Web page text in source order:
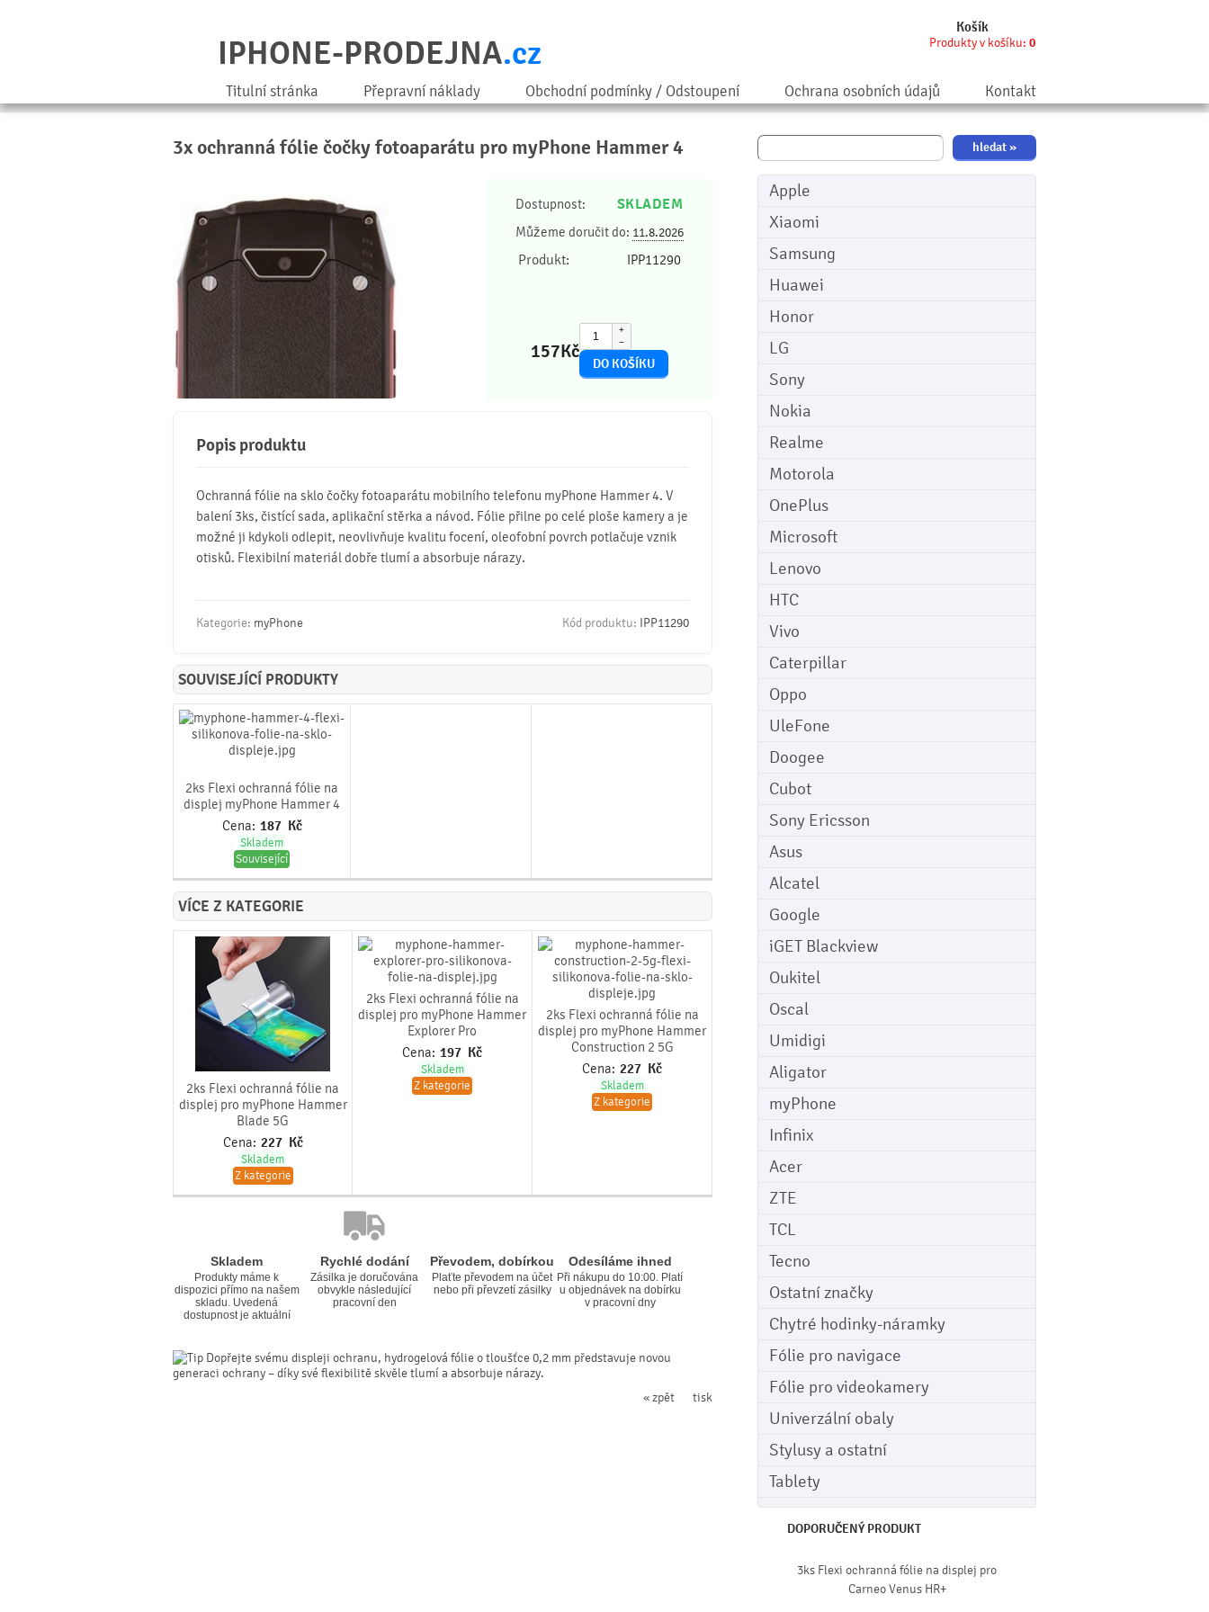
Košík
Produkty v košíku: 0
IPHONE-PRODEJNA.cz
Titulní stránka Přepravní náklady Obchodní podmínky / Odstoupení Ochrana osobních údajů Kontakt
Apple
Xiaomi
Samsung
Huawei
Honor
LG
Sony
Nokia
Realme
Motorola
OnePlus
Microsoft
Lenovo
HTC
Vivo
Caterpillar
Oppo
UleFone
Doogee
Cubot
Sony Ericsson
Asus
Alcatel
Google
iGET Blackview
Oukitel
Oscal
Umidigi
Aligator
myPhone
Infinix
Acer
ZTE
TCL
Tecno
Ostatní značky
Chytré hodinky-náramky
Fólie pro navigace
Fólie pro videokamery
Univerzální obaly
Stylusy a ostatní
Tablety
DOPORUČENÝ PRODUKT
3ks Flexi ochranná fólie na displej pro
Carneo Venus HR+
3x ochranná fólie čočky fotoaparátu pro myPhone Hammer 4
Dostupnost: SKLADEM
Můžeme doručit do: 11.8.2026
Produkt: IPP11290
157Kč
+
−
Popis produktu
Ochranná fólie na sklo čočky fotoaparátu mobilního telefonu myPhone Hammer 4. V
balení 3ks, čistící sada, aplikační stěrka a návod. Fólie přilne po celé ploše kamery a je
možné ji kdykoli odlepit, neovlivňuje kvalitu focení, oleofobní povrch potlačuje vznik
otisků. Flexibilní materiál dobře tlumí a absorbuje nárazy.
Kategorie: myPhone Kód produktu: IPP11290
SOUVISEJÍCÍ PRODUKTY
2ks Flexi ochranná fólie na
displej myPhone Hammer 4
Cena: 187 Kč
Skladem
Související
VÍCE Z KATEGORIE
2ks Flexi ochranná fólie na
displej pro myPhone Hammer
Blade 5G
Cena: 227 Kč
Skladem
Z kategorie
2ks Flexi ochranná fólie na
displej pro myPhone Hammer
Explorer Pro
Cena: 197 Kč
Skladem
Z kategorie
2ks Flexi ochranná fólie na
displej pro myPhone Hammer
Construction 2 5G
Cena: 227 Kč
Skladem
Z kategorie
Skladem
Produkty máme k
dispozici přímo na našem
skladu. Uvedená
dostupnost je aktuální
Rychlé dodání
Zásilka je doručována
obvykle následující
pracovní den
Převodem, dobírkou
Plaťte převodem na účet
nebo při převzetí zásilky
Odesíláme ihned
Při nákupu do 10:00. Platí
u objednávek na dobírku
v pracovní dny
Dopřejte svému displeji ochranu, hydrogelová fólie o tloušťce 0,2 mm představuje novou
generaci ochrany – díky své flexibilitě skvěle tlumí a absorbuje nárazy.
tisk
« zpět